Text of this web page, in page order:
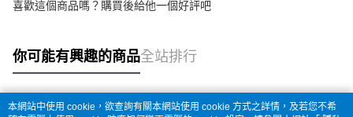
喜歡這個商品嗎？購買後給他一個好評吧
你可能有興趣的商品全站排行
本網站中使用 cookie，欲查詢有關本網站使用 cookie 方式之詳情，及若您不希